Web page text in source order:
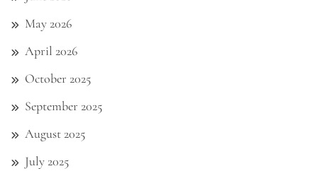
May 2026
April 2026
October 2025
September 2025
August 2025
July 2025